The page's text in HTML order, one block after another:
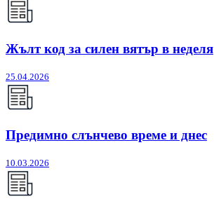
Жълт код за силен вятър в неделя
25.04.2026
Предимно слънчево време и днес
10.03.2026